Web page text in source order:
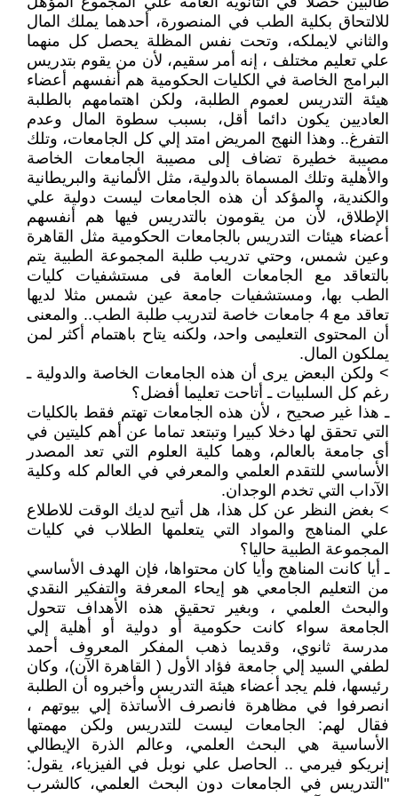
للالتحاق بكلية الطب في المنصورة، أحدهما يملك المال
والثاني لايملكه، وتحت نفس المظلة يحصل كل منهما
علي تعليم مختلف ، إنه أمر سقيم، لأن من يقوم بتدريس
البرامج الخاصة في الكليات الحكومية هم أنفسهم أعضاء
هيئة التدريس لعموم الطلبة، ولكن اهتمامهم بالطلبة
العاديين يكون دائما أقل، بسبب سطوة المال وعدم
التفرغ.. وهذا النهج المريض امتد إلي كل الجامعات، وتلك
مصيبة خطيرة تضاف إلى مصيبة الجامعات الخاصة
والأهلية وتلك المسماة بالدولية، مثل الألمانية والبريطانية
والكندية، والمؤكد أن هذه الجامعات ليست دولية علي
الإطلاق، لأن من يقومون بالتدريس فيها هم أنفسهم
أعضاء هيئات التدريس بالجامعات الحكومية مثل القاهرة
وعين شمس، وحتي تدريب طلبة المجموعة الطبية يتم
بالتعاقد مع الجامعات العامة فى مستشفيات كليات
الطب بها، ومستشفيات جامعة عين شمس مثلا لديها
تعاقد مع 4 جامعات خاصة لتدريب طلبة الطب.. والمعنى
أن المحتوى التعليمى واحد، ولكنه يتاح باهتمام أكثر لمن
يملكون المال.
> ولكن البعض يرى أن هذه الجامعات الخاصة والدولية ـ
رغم كل السلبيات ـ أتاحت تعليما أفضل؟
ـ هذا غير صحيح ، لأن هذه الجامعات تهتم فقط بالكليات
التي تحقق لها دخلا كبيرا وتبتعد تماما عن أهم كليتين في
أى جامعة بالعالم، وهما كلية العلوم التي تعد المصدر
الأساسي للتقدم العلمي والمعرفي في العالم كله وكلية
الآداب التي تخدم الوجدان.
> بغض النظر عن كل هذا، هل أتيح لديك الوقت للاطلاع
علي المناهج والمواد التي يتعلمها الطلاب في كليات
المجموعة الطبية حاليا؟
ـ أيا كانت المناهج وأيا كان محتواها، فإن الهدف الأساسي
من التعليم الجامعي هو إيحاء المعرفة والتفكير النقدي
والبحث العلمي ، وبغير تحقيق هذه الأهداف تتحول
الجامعة سواء كانت حكومية أو دولية أو أهلية إلي
مدرسة ثانوي، وقديما ذهب المفكر المعروف أحمد
لطفي السيد إلي جامعة فؤاد الأول ( القاهرة الآن)، وكان
رئيسها، فلم يجد أعضاء هيئة التدريس وأخبروه أن الطلبة
انصرفوا في مظاهرة فانصرف الأساتذة إلي بيوتهم ،
فقال لهم: الجامعات ليست للتدريس ولكن مهمتها
الأساسية هي البحث العلمي، وعالم الذرة الإيطالي
إنريكو فيرمي .. الحاصل علي نوبل في الفيزياء، يقول:
"التدريس في الجامعات دون البحث العلمي، كالشرب